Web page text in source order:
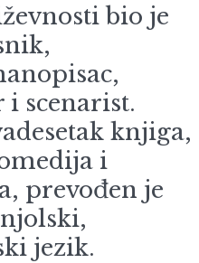
bio je
scenarist.
knjiga,
i
prevođen je
jezik.